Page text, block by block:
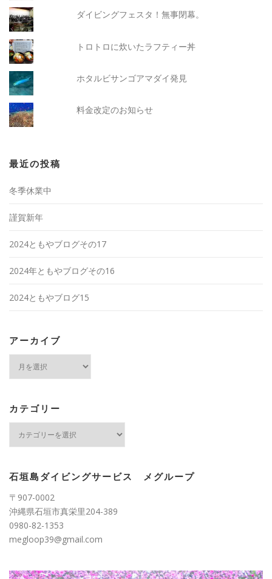
ダイビングフェスタ！無事閉幕。
トロトロに炊いたラフティー丼
ホタルビサンゴアマダイ発見
料金改定のお知らせ
最近の投稿
冬季休業中
謹賀新年
2024ともやブログその17
2024年ともやブログその16
2024ともやブログ15
アーカイブ
ブ
カテゴリー
ー
石垣島ダイビングサービス メグループ
〒907-0002
沖縄県石垣市真栄里204-389
0980-82-1353
megloop39@gmail.com